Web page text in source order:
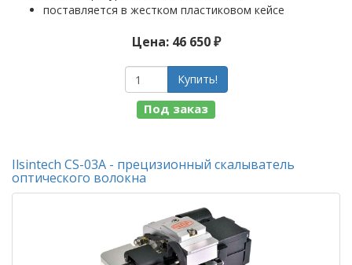
поставляется в жестком пластиковом кейсе
Цена: 46 650 ₽
Купить!
Под заказ
Ilsintech CS-03A - прецизионный скалыватель
оптического волокна